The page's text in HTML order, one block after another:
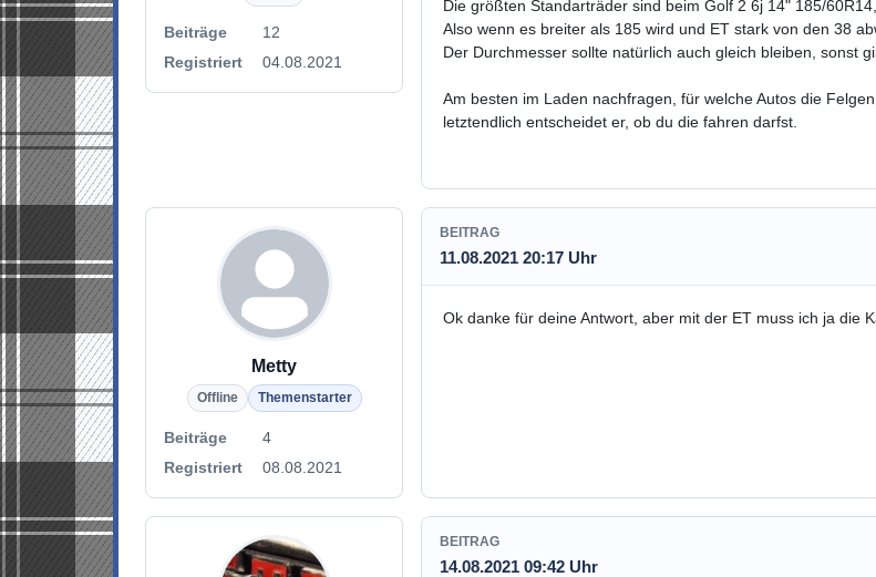
Beiträge
12
Registriert
04.08.2021
Die größten Standarträder sind beim Golf 2 6j 14" 185/60R14,
Also wenn es breiter als 185 wird und ET stark von den 38
Der Durchmesser sollte natürlich auch gleich bleiben, sonst
Am besten im Laden nachfragen, für welche Autos die
letztendlich entscheidet er, ob du die fahren darfst.
Metty
Offline Themenstarter
Beiträge
4
Registriert
08.08.2021
BEITRAG
11.08.2021 20:17 Uhr
Ok danke für deine Antwort, aber mit der ET muss ich ja die
BEITRAG
14.08.2021 09:42 Uhr